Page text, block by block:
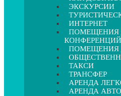
ЭКСКУРСИИ
ИНТЕРНЕТ
ПОМЕЩЕНИЯ
КОНФЕРЕНЦИЙ
ПОМЕЩЕНИЯ
ТАКСИ
ТРАНСФЕР
АРЕНДА
АРЕНДА